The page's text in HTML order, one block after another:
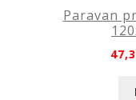
Paravan